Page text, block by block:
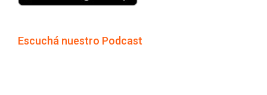
Escuchá nuestro Podcast